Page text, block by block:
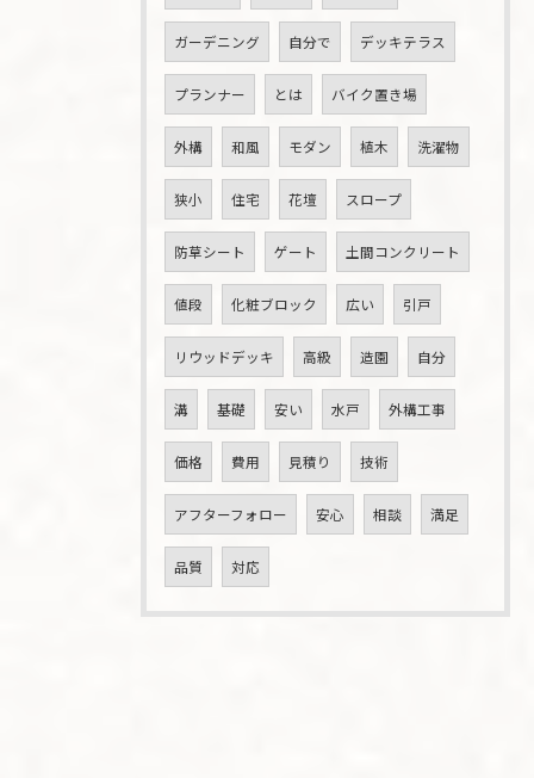
ガーデニング 自分で デッキテラス
プランナー とは バイク置き場
外構 和風 モダン 植木 洗濯物
狭小 住宅 花壇 スロープ
防草シート ゲート 土間コンクリート
値段 化粧ブロック 広い 引戸
リウッドデッキ 高級 造園 自分
溝 基礎 安い 水戸 外構工事
価格 費用 見積り 技術
アフターフォロー 安心 相談 満足
品質 対応